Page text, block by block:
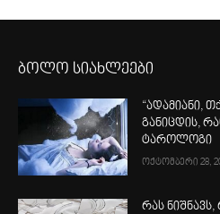
ბოლო სიახლეები
“ადამიანი,
განიცდის,
ტაროლოგი
ოქტომბერი 28,
რას